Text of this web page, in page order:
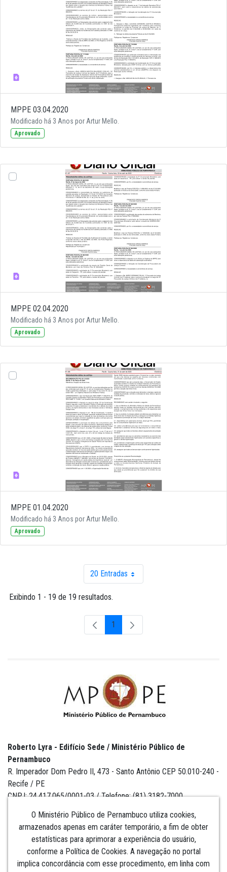
MPPE 03.04.2020
Modificado há 3 Anos por Artur Mello.
Aprovado
MPPE 02.04.2020
Modificado há 3 Anos por Artur Mello.
Aprovado
MPPE 01.04.2020
Modificado há 3 Anos por Artur Mello.
Aprovado
20 EntradasPor página
Exibindo 1 - 19 de 19 resultados.
Página
1
O Ministério Público de Pernambuco utiliza cookies,
armazenados apenas em caráter temporário, a fim de obter
estatísticas para aprimorar a experiência do usuário,
conforme a Política de Cookies. A navegação no portal
implica concordância com esse procedimento, em linha com
Roberto Lyra - Edifício Sede / Ministério Público de
Pernambuco
R. Imperador Dom Pedro II, 473 - Santo Antônio CEP 50.010-240 -
Recife / PE
CNPJ: 24.417.065/0001-03 / Telefone: (81) 3182-7000
Institucional
Comunicação